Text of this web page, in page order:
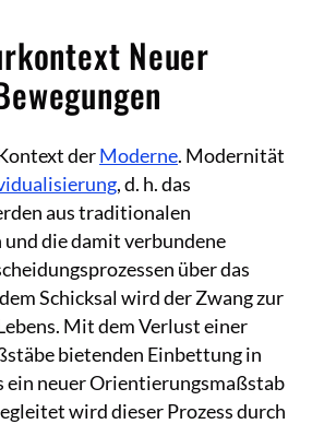
Neuer
derModerne. Modernität
, d. h. das
aus traditionalen
und die damit verbundene
über das
Schicksal wird der Zwang zur
Mit dem Verlust einer
bietenden Einbettung in
ein neuer Orientierungsmaßstab
wird dieser Prozess durch